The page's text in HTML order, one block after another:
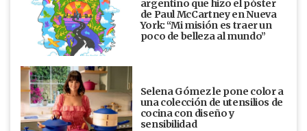
argentino que hizo el póster
de Paul McCartney en Nueva
York: “Mi misión es traer un
poco de belleza al mundo”
Selena Gómez le pone color a
una colección de utensilios de
cocina con diseño y
sensibilidad